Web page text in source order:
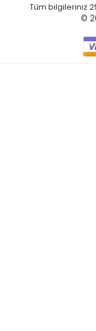
Tüm bilgileriniz
©